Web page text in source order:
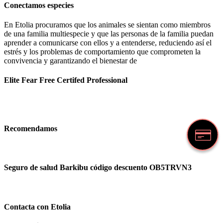
Conectamos especies
En Etolia procuramos que los animales se sientan como miembros
de una familia multiespecie y que las personas de la familia puedan
aprender a comunicarse con ellos y a entenderse, reduciendo así el
estrés y los problemas de comportamiento que comprometen la
convivencia y garantizando el bienestar de
Elite Fear Free Certifed Professional
Recomendamos
Seguro de salud Barkibu código descuento OB5TRVN3
Contacta con Etolia